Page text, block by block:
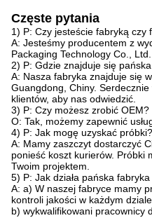
Częste pytania
1) P: Czy jesteście fabryką czy
A: Jesteśmy producentem z
Packaging Technology Co.,
2) P: Gdzie znajduje się
A: Nasza fabryka znajduje się
Guangdong, Chiny.
klientów, aby nas odwiedzić.
3) P: Czy możesz zrobić OEM?
O: Tak, możemy zapewnić
4) P: Jak mogę uzyskać próbki?
A: Mamy zaszczyt dostarczyć
ponieść koszt kurierów. Próbki
Twoim projektem.
5) P: Jak działa pańska
A: a) W naszej fabryce mamy
kontroli jakości w każdym
b) wykwalifikowani pracownicy